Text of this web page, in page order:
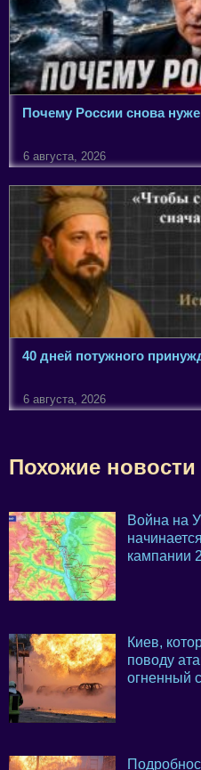
Почему России снова
6 августа, 2026
40 дней потужного
6 августа, 2026
Похожие новости
Война на
кампании
Киев,
поводу
огненный